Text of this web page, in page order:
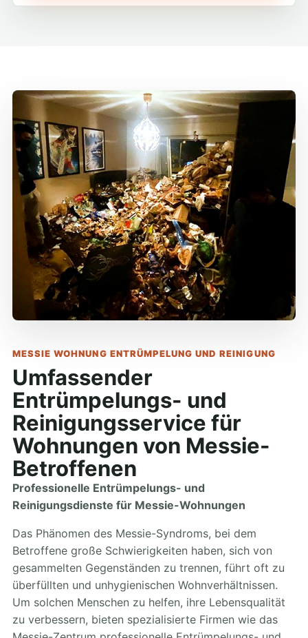
MESSIE WOHNUNG ENTRÜMPELUNG UND REINIGUNG
Umfassender
Entrümpelungs- und
Reinigungsservice für
Wohnungen von Messie-
Betroffenen
Professionelle Entrümpelungs- und
Reinigungsdienste für Messie-Wohnungen
Das Phänomen des Messie-Syndroms, bei dem
Betroffene große Schwierigkeiten haben, sich von
gesammelten Gegenständen zu trennen, führt oft zu
überfüllten und unhygienischen Wohnverhältnissen.
Um solchen Menschen zu helfen, ihre Lebensqualität
zu verbessern, bieten spezialisierte Firmen wie das